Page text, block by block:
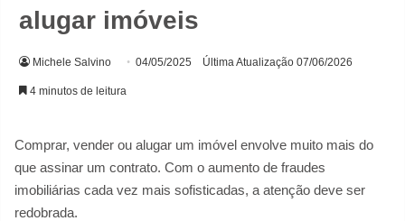
alugar imóveis
Michele Salvino 04/05/2025 Última Atualização 07/06/2026
4 minutos de leitura
Comprar, vender ou alugar um imóvel envolve muito mais do
que assinar um contrato. Com o aumento de fraudes
imobiliárias cada vez mais sofisticadas, a atenção deve ser
redobrada.